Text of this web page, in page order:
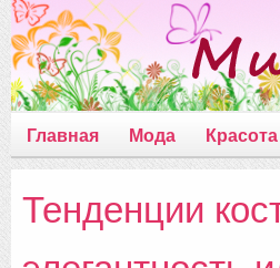
Главная Мода Красота
Тенденции